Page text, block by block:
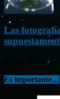
Las
Es importante…